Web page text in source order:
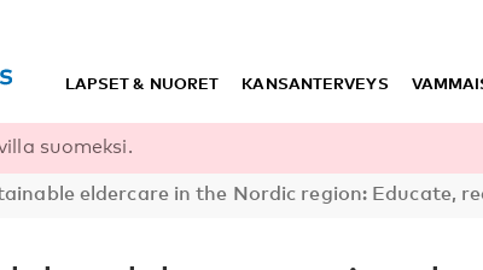
LAPSET & NUORET KANSANTERVEYS
suomeksi.
eldercare in the Nordic region: Educate,